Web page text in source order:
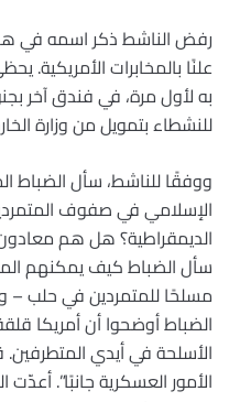
رفض الناشط ذكر اسمه في هذا
علنًا بالمخابرات الأمريكية.
به لأول مرة، في فندق آخر
للنشطاء بتمويل من وزارة
ووفقًا للناشط، سأل الضباط
الإسلامي في صفوف
الديمقراطية؟ هل هم
سأل الضباط كيف يمكنهم
مسلحًا للمتمردين في حلب –
الضباط أوضحوا أن أمريكا
الأسلحة في أيدي المتطرفين.
الأمور العسكرية جانبًا”.